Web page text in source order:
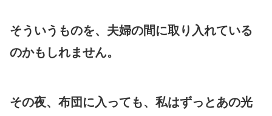
そういうものを、夫婦の間に取り入れている
のかもしれません。
その夜、布団に入っても、私はずっとあの光